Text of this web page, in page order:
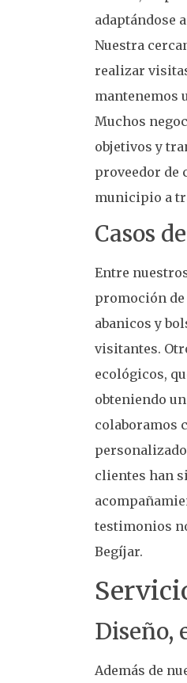
adaptándose
Nuestra
realizar
mantenemos
Muchos
objetivos y
proveedor de
municipio a
Casos
Entre
promoción
abanicos y
visitantes.
ecológicos,
obteniendo
colaboramos
clientes han
testimonios
Begíjar.
Diseño,
Además de